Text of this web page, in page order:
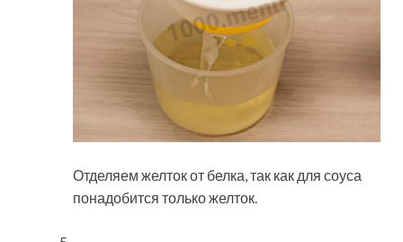
Отделяем желток от белка, так как для соуса
понадобится только желток.